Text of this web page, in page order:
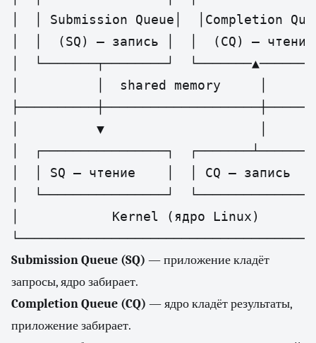
│  │ Submission Queue│  │Completion
│  │  (SQ) — запись │  │  (CQ) —
│  └───────┬────────┘
│          │  shared memory     │
│          ▼                    │
│  ┌────────────────┐
│  │ SQ — чтение    │  │ CQ — запись
│  └────────────────┘
│            Kernel (ядро Linux)
Submission Queue (SQ) — приложение кладёт
запросы, ядро забирает.
Completion Queue (CQ) — ядро кладёт результаты,
приложение забирает.